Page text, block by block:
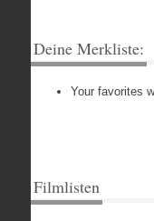
Deine Merkliste:
Your favorites
Filmlisten